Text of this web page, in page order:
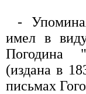
-
имел в
Погодина
(издана в
письмах